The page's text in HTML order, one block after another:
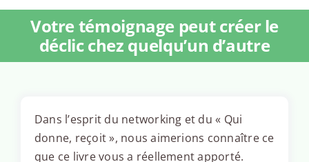
Votre témoignage peut créer le
déclic chez quelqu’un d’autre
Dans l’esprit du networking et du « Qui
donne, reçoit », nous aimerions connaître ce
que ce livre vous a réellement apporté.